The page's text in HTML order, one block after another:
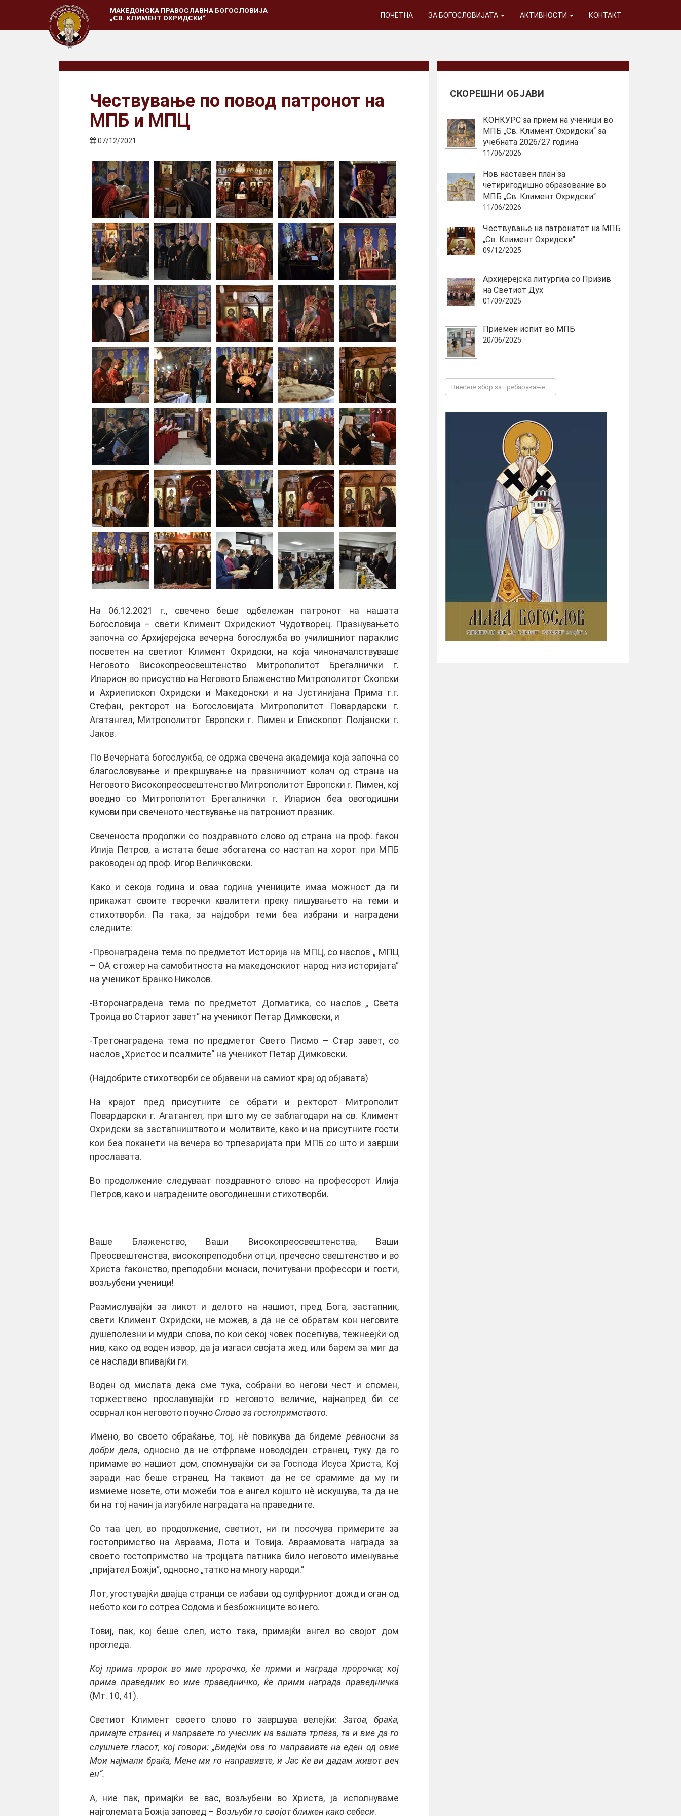
МАКЕДОНСКА ПРАВОСЛАВНА БОГОСЛОВИЈА
„СВ. КЛИМЕНТ ОХРИДСКИ“
ПОЧЕТНА ЗА БОГОСЛОВИЈАТА АКТИВНОСТИ КОНТАКТ
Чествување по повод патронот на
МПБ и МПЦ
07/12/2021
На 06.12.2021 г., свечено беше одбележан патронот на нашата
Богословија – свети Климент Охридскиот Чудотворец. Празнувањето
започна со Архијерејска вечерна богослужба во училишниот параклис
посветен на светиот Климент Охридски, на која чиноначалствуваше
Неговото Високопреосвештенство Митрополитот Брегалнички г.
Иларион во присуство на Неговото Блаженство Митрополитот Скопски
и Ахриепископ Охридски и Македонски и на Јустинијана Прима г.г.
Стефан, ректорот на Богословијата Митрополитот Повардарски г.
Агатангел, Митрополитот Европски г. Пимен и Епископот Полјански г.
Јаков.
По Вечерната богослужба, се одржа свечена академија која започна со
благословување и прекршување на празничниот колач од страна на
Неговото Високопреосвештенство Митрополитот Европски г. Пимен, кој
воедно со Митрополитот Брегалнички г. Иларион беа овогодишни
кумови при свеченото чествување на патрониот празник.
Свеченоста продолжи со поздравното слово од страна на проф. ѓакон
Илија Петров, а истата беше збогатена со настап на хорот при МПБ
раководен од проф. Игор Величковски.
Како и секоја година и оваа година учениците имаа можност да ги
прикажат своите творечки квалитети преку пишувањето на теми и
стихотворби. Па така, за најдобри теми беа избрани и наградени
следните:
-Првонаградена тема по предметот Историја на МПЦ, со наслов „ МПЦ
– ОА стожер на самобитноста на македонскиот народ низ историјата“
на ученикот Бранко Николов.
-Второнаградена тема по предметот Догматика, со наслов „ Света
Троица во Стариот завет“ на ученикот Петар Димковски, и
-Третонаградена тема по предметот Свето Писмо – Стар завет, со
наслов „Христос и псалмите“ на ученикот Петар Димковски.
(Најдобрите стихотворби се објавени на самиот крај од објавата)
На крајот пред присутните се обрати и ректорот Митрополит
Повардарски г. Агатангел, при што му се заблагодари на св. Климент
Охридски за застапништвото и молитвите, како и на присутните гости
кои беа поканети на вечера во трпезаријата при МПБ со што и заврши
прославата.
Во продолжение следуваат поздравното слово на професорот Илија
Петров, како и наградените овогодинешни стихотворби.
Ваше Блаженство, Ваши Високопреосвештенства, Ваши
Преосвештенства, високопреподобни отци, пречесно свештенство и во
Христа ѓаконство, преподобни монаси, почитувани професори и гости,
возљубени ученици!
Размислувајќи за ликот и делото на нашиот, пред Бога, застапник,
свети Климент Охридски, не можев, а да не се обратам кон неговите
душеполезни и мудри слова, по кои секој човек посегнува, тежнеејќи од
нив, како од воден извор, да ја изгаси својата жед, или барем за миг да
се наслади впивајќи ги.
Воден од мислата дека сме тука, собрани во негови чест и спомен,
торжествено прославувајќи го неговото величие, најнапред би се
осврнал кон неговото поучно Слово за гостопримството.
Имено, во своето обраќање, тој, нѐ повикува да бидеме ревносни за
добри дела, односно да не отфрламе новодојден странец, туку да го
примаме во нашиот дом, спомнувајќи си за Господа Исуса Христа, Кој
заради нас беше странец. На таквиот да не се срамиме да му ги
измиеме нозете, оти можеби тоа е ангел којшто нѐ искушува, та да не
би на тој начин ја изгубиле наградата на праведните.
Со таа цел, во продолжение, светиот, ни ги посочува примерите за
гостопримство на Авраама, Лота и Товија. Авраамовата награда за
своето гостопримство на тројцата патника било неговото именување
„пријател Божји“, односно „татко на многу народи.“
Лот, угостувајќи двајца странци се избави од сулфурниот дожд и оган од
небото кои го сотреа Содома и безбожниците во него.
Товиј, пак, кој беше слеп, исто така, примајќи ангел во својот дом
прогледа.
Кој прима пророк во име пророчко, ќе прими и награда пророчка; кој
прима праведник во име праведничко, ќе прими награда праведничка
(Мт. 10, 41).
Светиот Климент своето слово го завршува велејќи: Затоа, браќа,
примајте странец и направете го учесник на вашата трпеза, та и вие да го
слушнете гласот, кој говори: „Бидејќи ова го направивте на еден од овие
Мои најмали браќа, Мене ми го направивте, и Јас ќе ви дадам живот веч
ен“.
А, ние пак, примајќи ве вас, возљубени во Христа, ја исполнуваме
најголемата Божја заповед – Возљуби го својот ближен како себеси.
СКОРЕШНИ ОБЈАВИ
КОНКУРС за прием на ученици во
МПБ „Св. Климент Охридски“ за
учебната 2026/27 година
11/06/2026
Нов наставен план за
четиригодишно образование во
МПБ „Св. Климент Охридски“
11/06/2026
Чествување на патронатот на МПБ
„Св. Климент Охридски“
09/12/2025
Архијерејска литургија со Призив
на Светиот Дух
01/09/2025
Приемен испит во МПБ
20/06/2025